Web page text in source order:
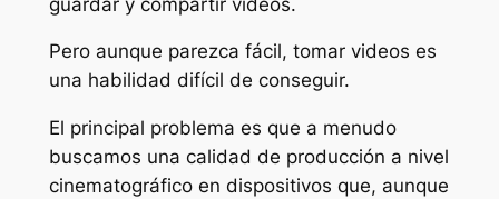
Pero aunque parezca fácil, tomar videos es
una habilidad difícil de conseguir.
El principal problema es que a menudo
buscamos una calidad de producción a nivel
cinematográfico en dispositivos que, aunque